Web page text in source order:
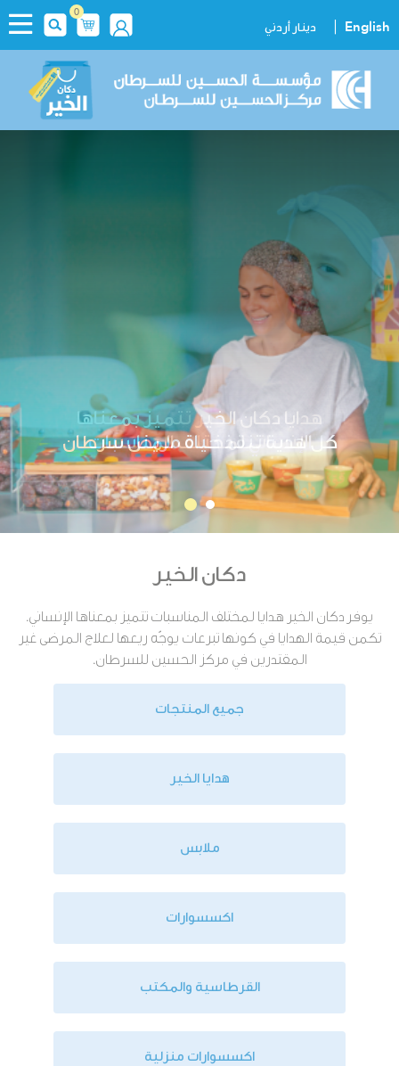
English دينار أردني
0
هدايا دكان الخير تتميز بمعناها
الإنساني لمختلف المناسبات
كل هدية تنقذ حياة مريض سرطان
دكان الخير
يوفر دكان الخير هدايا لمختلف المناسبات تتميز بمعناها الإنساني.
تكمن قيمة الهدايا في كونها تبرعات يوجّه ريعها لعلاج المرضى غير
المقتدرين في مركز الحسين للسرطان.
جميع المنتجات
هدايا الخير
ملابس
اكسسوارات
القرطاسية والمكتب
اكسسوارات منزلية